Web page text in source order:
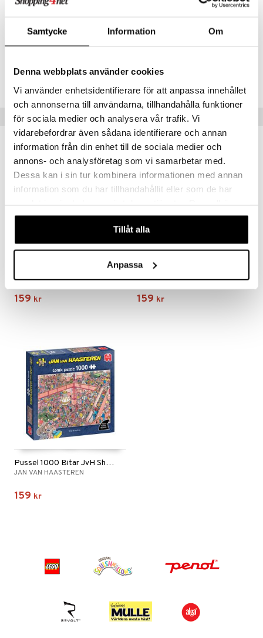
Samtycke Information Om
Denna webbplats använder cookies
Vi använder enhetsidentifierare för att anpassa innehållet
och annonserna till användarna, tillhandahålla funktioner
för sociala medier och analysera vår trafik. Vi
vidarebefordrar även sådana identifierare och annan
information från din enhet till de sociala medier och
annons- och analysföretag som vi samarbetar med.
Dessa kan i sin tur kombinera informationen med annan
information som du har tillhandahållit eller som de har
våra cookies vid fortsatt användande av vår webbplats.
Tillåt alla
Anpassa
Artikelnr
Tips till dig
Pussel 1000 Bitar JvH Eleven City Ice Tour
159 kr 159 kr
Pussel 1000 Bitar JvH Shop Till You Drop
JAN VAN HAASTEREN
159 kr